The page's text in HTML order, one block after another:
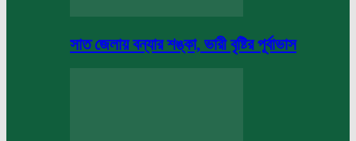
সাত জেলায় বন্যার শঙ্কা, ভারী বৃষ্টির পূর্বাভাস